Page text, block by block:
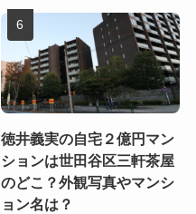
徳井義実の自宅２億円マン
ションは世田谷区三軒茶屋
のどこ？外観写真やマンシ
ョン名は？